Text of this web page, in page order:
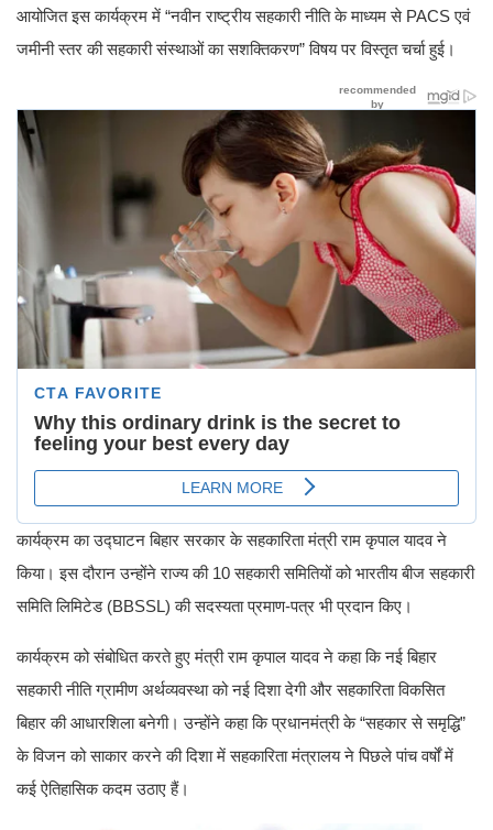
आयोजित इस कार्यक्रम में “नवीन राष्ट्रीय सहकारी नीति के माध्यम से PACS एवं
जमीनी स्तर की सहकारी संस्थाओं का सशक्तिकरण” विषय पर विस्तृत चर्चा हुई।
कार्यक्रम का उद्घाटन बिहार सरकार के सहकारिता मंत्री राम कृपाल यादव ने
किया। इस दौरान उन्होंने राज्य की 10 सहकारी समितियों को भारतीय बीज सहकारी
समिति लिमिटेड (BBSSL) की सदस्यता प्रमाण-पत्र भी प्रदान किए।
कार्यक्रम को संबोधित करते हुए मंत्री राम कृपाल यादव ने कहा कि नई बिहार
सहकारी नीति ग्रामीण अर्थव्यवस्था को नई दिशा देगी और सहकारिता विकसित
बिहार की आधारशिला बनेगी। उन्होंने कहा कि प्रधानमंत्री के “सहकार से समृद्धि”
के विजन को साकार करने की दिशा में सहकारिता मंत्रालय ने पिछले पांच वर्षों में
कई ऐतिहासिक कदम उठाए हैं।